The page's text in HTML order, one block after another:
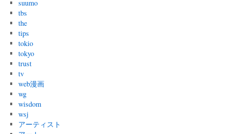
suumo
tbs
the
tips
tokio
tokyo
trust
tv
web漫画
wg
wisdom
wsj
アーティスト